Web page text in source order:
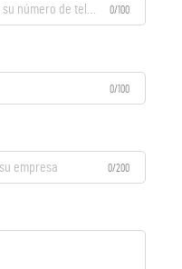
0/100
0/100
0/200